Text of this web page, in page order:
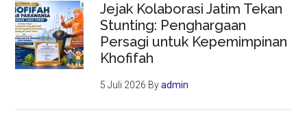
Jejak Kolaborasi Jatim Tekan
Stunting: Penghargaan
Persagi untuk Kepemimpinan
Khofifah
5 Juli 2026 Byadmin